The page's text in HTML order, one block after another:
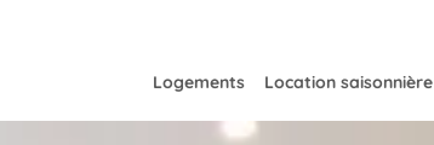
Logements Location saisonnière